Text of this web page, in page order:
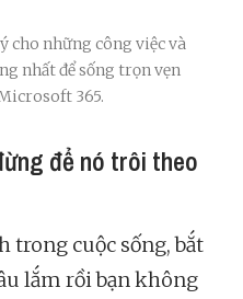
cho những công việc và
nhất để sống trọn vẹn
365.
để nó trôi theo
trong cuộc sống, bắt
lắm rồi bạn không